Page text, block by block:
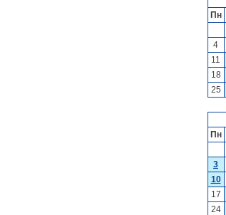
Пн
4
11
18
25
Пн
3
10
17
24